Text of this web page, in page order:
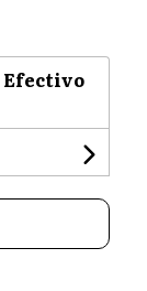
Efectivo